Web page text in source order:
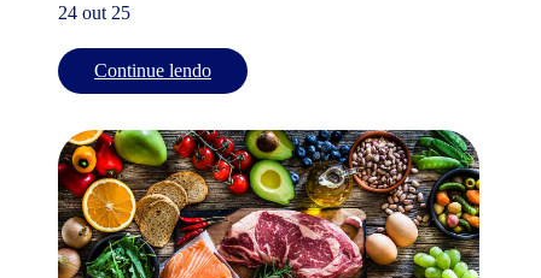
24 out 25
Continue lendo